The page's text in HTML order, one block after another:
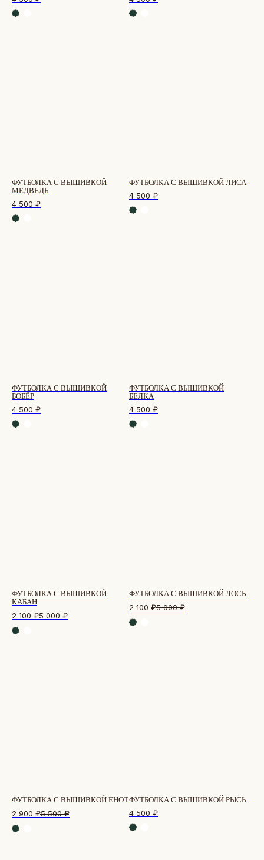
ФУТБОЛКА С ВЫШИВКОЙ
МЕДВЕДЬ
4 500 ₽
ФУТБОЛКА С ВЫШИВКОЙ ЛИСА
4 500 ₽
ФУТБОЛКА С ВЫШИВКОЙ
БОБЁР
4 500 ₽
ФУТБОЛКА С ВЫШИВКОЙ
БЕЛКА
4 500 ₽
ФУТБОЛКА С ВЫШИВКОЙ
КАБАН
2 100 ₽5 000 ₽
ФУТБОЛКА С ВЫШИВКОЙ ЛОСЬ
2 100 ₽5 000 ₽
ФУТБОЛКА С ВЫШИВКОЙ ЕНОТ
2 900 ₽5 500 ₽
ФУТБОЛКА С ВЫШИВКОЙ РЫСЬ
4 500 ₽